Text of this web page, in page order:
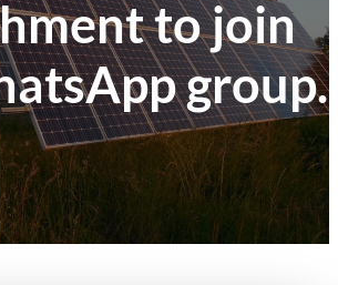
to join
group.